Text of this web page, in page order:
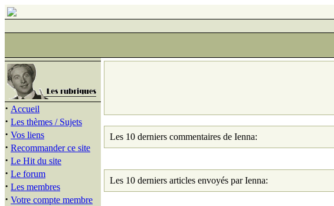
· Accueil
· Les thèmes / Sujets
· Vos liens
· Recommander ce site
· Le Hit du site
· Le forum
· Les membres
· Votre compte membre
Les 10 derniers commentaires de Ienna:
Les 10 derniers articles envoyés par Ienna: